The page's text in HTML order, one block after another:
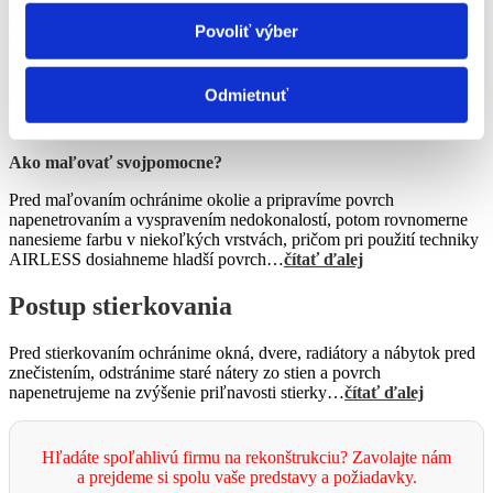
Povoliť výber
Odmietnuť
Montáž sadrokartónu
stropu alebo priečky, pričom montáž zahŕňa upevnenie nosnej
konštrukcie z profilov, správne uloženie dosiek…čítať ďalej
Ako maľovať svojpomocne?
Pred maľovaním ochránime okolie a pripravíme povrch
napenetrovaním a vyspravením nedokonalostí, potom rovnomerne
nanesieme farbu v niekoľkých vrstvách, pričom pri použití techniky
AIRLESS dosiahneme hladší povrch…čítať ďalej
Postup stierkovania
Pred stierkovaním ochránime okná, dvere, radiátory a nábytok pred
znečistením, odstránime staré nátery zo stien a povrch
napenetrujeme na zvýšenie priľnavosti stierky…čítať ďalej
Hľadáte spoľahlivú firmu na rekonštrukciu? Zavolajte nám
a prejdeme si spolu vaše predstavy a požiadavky.